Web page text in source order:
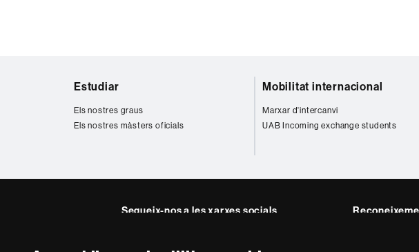
Estudiar
Els nostres graus
Els nostres màsters oficials
Mobilitat internacional
Marxar d'intercanvi
UAB Incoming exchange students
Segueix-nos a les xarxes socials